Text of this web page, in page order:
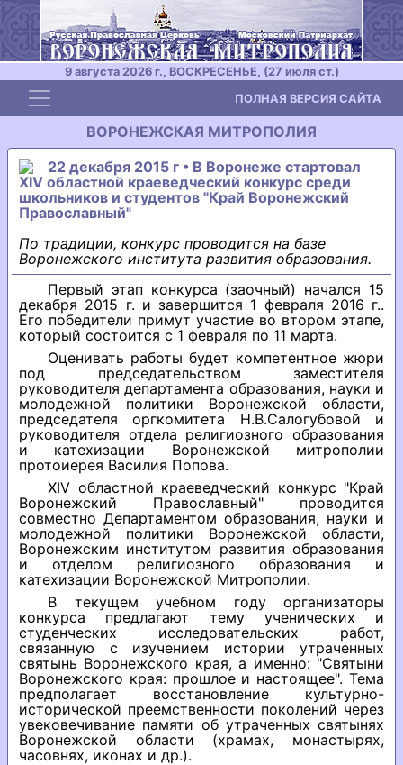
9 августа 2026 г., ВОСКРЕСЕНЬЕ, (27 июля ст.)
Toggle navigation ПОЛНАЯ ВЕРСИЯ САЙТА
ВОРОНЕЖСКАЯ МИТРОПОЛИЯ
22 декабря 2015 г • В Воронеже стартовал
XIV областной краеведческий конкурс среди
школьников и студентов "Край Воронежский
Православный"
По традиции, конкурс проводится на базе
Воронежского института развития образования.
Первый этап конкурса (заочный) начался 15
декабря 2015 г. и завершится 1 февраля 2016 г..
Его победители примут участие во втором этапе,
который состоится с 1 февраля по 11 марта.
Оценивать работы будет компетентное жюри
под председательством заместителя
руководителя департамента образования, науки и
молодежной политики Воронежской области,
председателя оргкомитета Н.В.Салогубовой и
руководителя отдела религиозного образования
и катехизации Воронежской митрополии
протоиерея Василия Попова.
XIV областной краеведческий конкурс "Край
Воронежский Православный" проводится
совместно Департаментом образования, науки и
молодежной политики Воронежской области,
Воронежским институтом развития образования
и отделом религиозного образования и
катехизации Воронежской Митрополии.
В текущем учебном году организаторы
конкурса предлагают тему ученических и
студенческих исследовательских работ,
связанную с изучением истории утраченных
святынь Воронежского края, а именно: "Святыни
Воронежского края: прошлое и настоящее". Тема
предполагает восстановление культурно-
исторической преемственности поколений через
увековечивание памяти об утраченных святынях
Воронежской области (храмах, монастырях,
часовнях, иконах и др.).